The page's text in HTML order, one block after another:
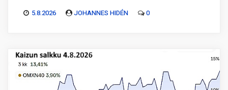
5.8.2026 JOHANNES HIDÉN 0